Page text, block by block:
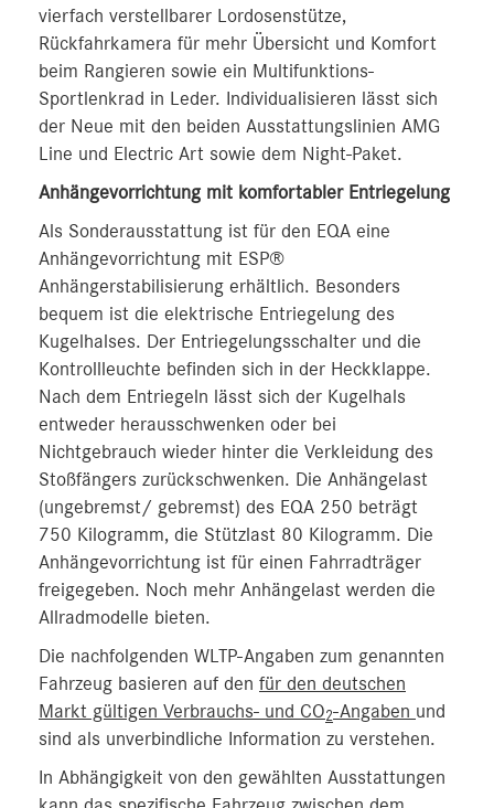
vierfach verstellbarer Lordosenstütze,
Rückfahrkamera für mehr Übersicht und Komfort
beim Rangieren sowie ein Multifunktions-
Sportlenkrad in Leder. Individualisieren lässt sich
der Neue mit den beiden Ausstattungslinien AMG
Line und Electric Art sowie dem Night-Paket.
Anhängevorrichtung mit komfortabler Entriegelung
Als Sonderausstattung ist für den EQA eine
Anhängevorrichtung mit ESP®
Anhängerstabilisierung erhältlich. Besonders
bequem ist die elektrische Entriegelung des
Kugelhalses. Der Entriegelungsschalter und die
Kontrollleuchte befinden sich in der Heckklappe.
Nach dem Entriegeln lässt sich der Kugelhals
entweder herausschwenken oder bei
Nichtgebrauch wieder hinter die Verkleidung des
Stoßfängers zurückschwenken. Die Anhängelast
(ungebremst/ gebremst) des EQA 250 beträgt
750 Kilogramm, die Stützlast 80 Kilogramm. Die
Anhängevorrichtung ist für einen Fahrradträger
freigegeben. Noch mehr Anhängelast werden die
Allradmodelle bieten.
Die nachfolgenden WLTP-Angaben zum genannten
Fahrzeug basieren auf den für den deutschen
Markt gültigen Verbrauchs- und CO2-Angaben und
sind als unverbindliche Information zu verstehen.
In Abhängigkeit von den gewählten Ausstattungen